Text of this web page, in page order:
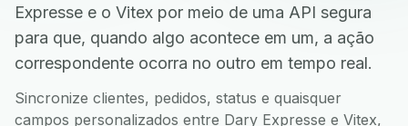
Expresse e o Vitex por meio de uma API segura
para que, quando algo acontece em um, a ação
correspondente ocorra no outro em tempo real.
Sincronize clientes, pedidos, status e quaisquer
campos personalizados entre Dary Expresse e Vitex,